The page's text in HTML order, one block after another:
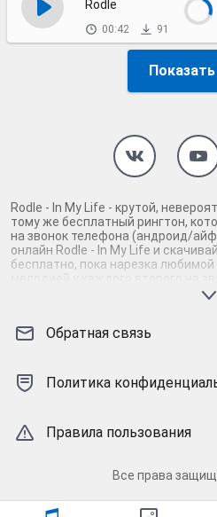
Rodle
00:42 91
Rodle - In My Life - крутой,
тому же бесплатный рингтон,
на звонок телефона (андроид/
онлайн Rodle - In My Life и
бесплатно, пока нарезка
мелодией у каждого второго на
скачает бесплатно сей шедевр
песни на звонок телефона, ну,
музыки сложно будет
mp3 и m4r композиции и звуки на
Обратная связь
Политика
Правила пользования
Все права